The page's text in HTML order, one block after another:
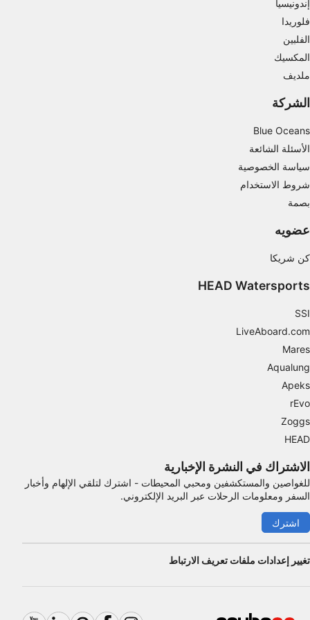
إندونيسيا
فلوريدا
الفلبين
المكسيك
ملديف
الشركة
Blue Oceans
الأسئلة الشائعة
سياسة الخصوصية
شروط الاستخدام
بصمة
عضويه
كن شريكا
HEAD Watersports
SSI
LiveAboard.com
Mares
Aqualung
Apeks
rEvo
Zoggs
HEAD
الاشتراك في النشرة الإخبارية
للغواصين والمستكشفين ومحبي المحيطات - اشترك لتلقي الإلهام وأخبار
السفر ومعلومات الرحلات عبر البريد الإلكتروني.
اشترك
تغيير إعدادات ملفات تعريف الارتباط
تحديد الأجهزة بناءً على المعلومات المطلوبة فعلياً.
أغراض المعالجة غير المتعلقة بـ IAB: